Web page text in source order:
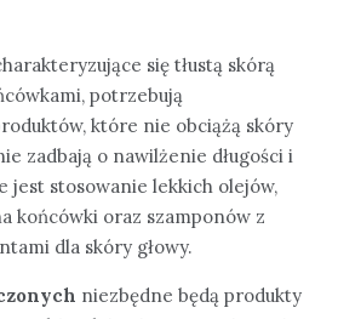
się tłustą skórą
potrzebują
które nie obciążą skóry
zadbają o nawilżenie długości i
jest stosowanie lekkich olejów,
końcówki oraz szamponów z
dla skóry głowy.
niezbędne będą produkty